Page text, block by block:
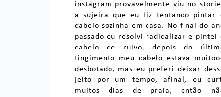
instagram provavelmente viu no
a sujeira que eu fiz tentando pintar
cabelo sozinha em casa. No final do
passado eu resolvi radicalizar e pintei
cabelo de ruivo, depois do
tingimento meu cabelo estava
desbotado, mas eu preferi deixar
jeito por um tempo, afinal, eu
muitos dias de praia, então